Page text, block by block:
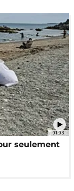
01:03
seulement